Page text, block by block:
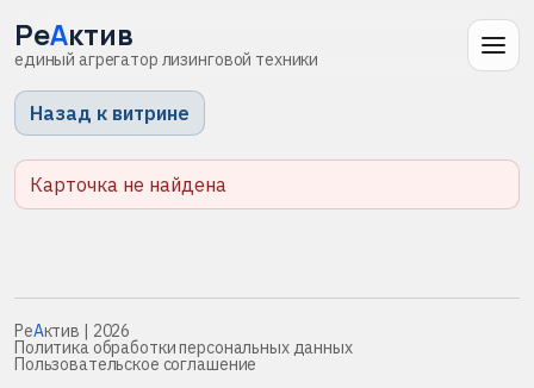
РеАктив
единый агрегатор лизинговой техники
Назад к витрине
Карточка не найдена
РеАктив | 2026
Политика обработки персональных данных
Пользовательское соглашение